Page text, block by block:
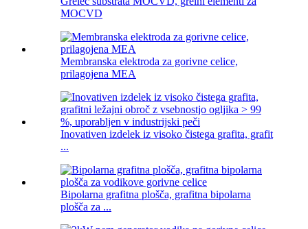
MOCVD
Membranska elektroda za gorivne celice,
prilagojena MEA
Inovativen izdelek iz visoko čistega grafita, grafit
...
Bipolarna grafitna plošča, grafitna bipolarna
plošča za ...